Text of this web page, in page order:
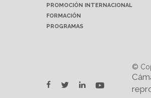
PROMOCIÓN INTERNACIONAL
FORMACIÓN
PROGRAMAS
facebook
twitterlinkedinyoutube
©